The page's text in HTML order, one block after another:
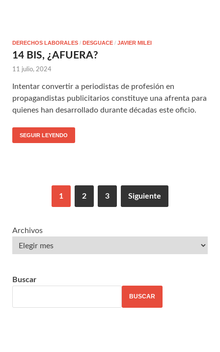
DERECHOS LABORALES / DESGUACE / JAVIER MILEI
14 BIS, ¿AFUERA?
11 julio, 2024
Intentar convertir a periodistas de profesión en
propagandistas publicitarios constituye una afrenta para
quienes han desarrollado durante décadas este oficio.
SEGUIR LEYENDO
1 2 3 Siguiente
Archivos
Buscar
BUSCAR